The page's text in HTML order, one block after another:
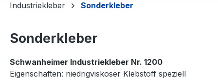
Industriekleber Sonderkleber
Sonderkleber
Schwanheimer Industriekleber Nr. 1200
Eigenschaften: niedrigviskoser Klebstoff speziell